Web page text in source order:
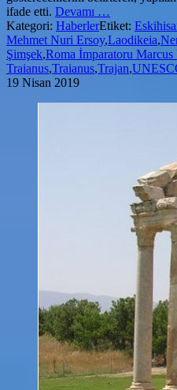
ifade etti. Devamı
Efes
Gibi
Marka
Olacak
…
Kategori: HaberlerEtiket:
Mehmet Nuri Ersoy,Laodikeia,
Şimşek,Roma İmparatoru
Traianus,Traianus,Trajan,
19 Nisan 2019